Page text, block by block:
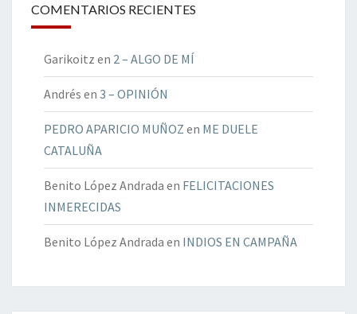
COMENTARIOS RECIENTES
Garikoitz en 2 – ALGO DE MÍ
Andrés en 3 – OPINIÓN
PEDRO APARICIO MUÑOZ en ME DUELE
CATALUÑA
Benito López Andrada en FELICITACIONES
INMERECIDAS
Benito López Andrada en INDIOS EN CAMPAÑA